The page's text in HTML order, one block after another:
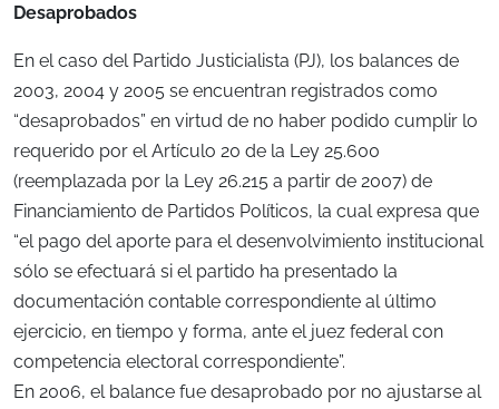
Desaprobados
En el caso del Partido Justicialista (PJ), los balances de
2003, 2004 y 2005 se encuentran registrados como
“desaprobados” en virtud de no haber podido cumplir lo
requerido por el Artículo 20 de la Ley 25.600
(reemplazada por la Ley 26.215 a partir de 2007) de
Financiamiento de Partidos Políticos, la cual expresa que
“el pago del aporte para el desenvolvimiento institucional
sólo se efectuará si el partido ha presentado la
documentación contable correspondiente al último
ejercicio, en tiempo y forma, ante el juez federal con
competencia electoral correspondiente”.
En 2006, el balance fue desaprobado por no ajustarse al